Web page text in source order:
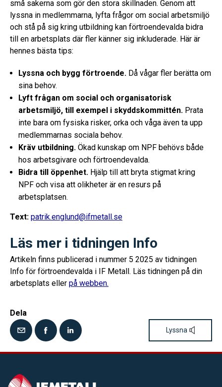
små sakerna som gör den stora skillnaden. Genom att
lyssna in medlemmarna, lyfta frågor om social arbetsmiljö
och stå på sig kring utbildning kan förtroendevalda bidra
till en arbetsplats där fler känner sig inkluderade. Här är
hennes bästa tips:
Lyssna och bygg förtroende. Då vågar fler berätta om
sina behov.
Lyft frågan om social och organisatorisk
arbetsmiljö, till exempel i skyddskommittén. Prata
inte bara om fysiska risker, orka och våga även ta upp
medlemmarnas sociala behov.
Kräv utbildning. Ökad kunskap om NPF behövs både
hos arbetsgivare och förtroendevalda.
Bidra till öppenhet. Hjälp till att bryta stigmat kring
NPF och visa att olikheter är en resurs på
arbetsplatsen.
Text: patrik.englund@ifmetall.se
Läs mer i tidningen Info
Artikeln finns publicerad i nummer 5 2025 av tidningen
Info för förtroendevalda i IF Metall. Läs tidningen på din
arbetsplats eller på webben.
Dela
Lyssna